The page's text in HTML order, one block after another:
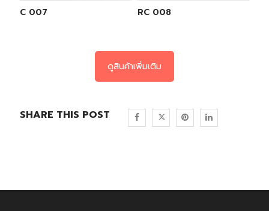
RC 007 RC 008
ดูสินค้าเพิ่มเติม
SHARE THIS POST